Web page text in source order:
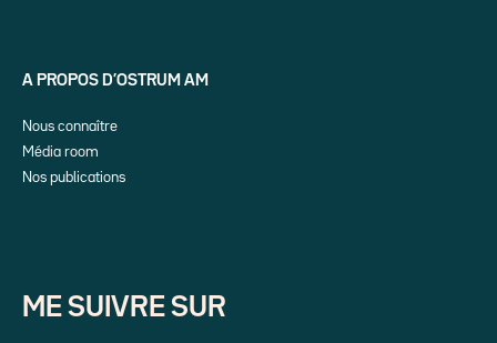
A PROPOS D’OSTRUM AM
Nous connaître
Média room
Nos publications
ME SUIVRE SUR